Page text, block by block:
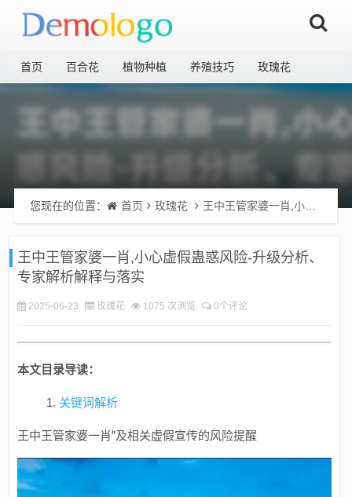
首页 百合花 植物种植 养殖技巧 玫瑰花
您现在的位置： 首页 玫瑰花 王中王管家婆一肖,小心虚假蛊惑风险-升级分析、专家解析解释与落实
王中王管家婆一肖,小心虚假蛊惑风险-升级分析、
专家解析解释与落实
2025-06-23 玫瑰花 1075 次浏览 0个评论
本文目录导读：
关键词解析
王中王管家婆一肖”及相关虚假宣传的风险提醒